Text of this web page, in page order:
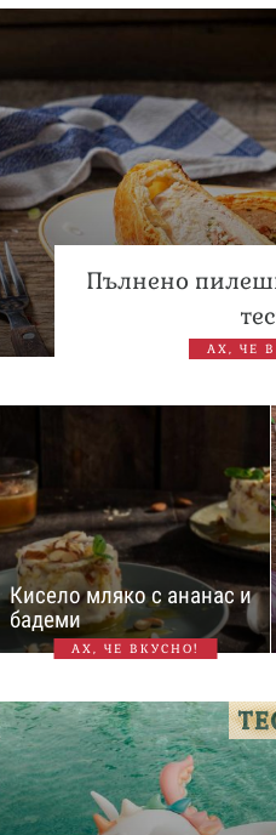
Кортни Кокс и Джим Къртис
Пълнено
АХ, ЧЕ
Кисело мляко с ананас и
бадеми
АХ, ЧЕ ВКУСНО!